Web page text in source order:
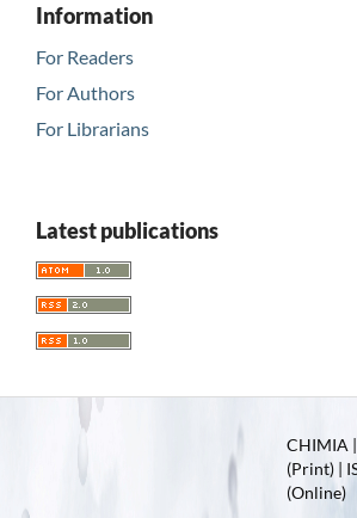
Information
For Readers
For Authors
For Librarians
Latest publications
CHIMIA
(Print) |
(Online)